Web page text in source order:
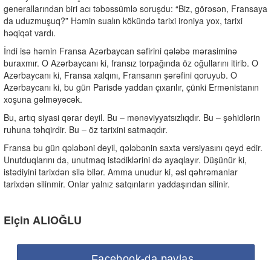
generallarından biri acı təbəssümlə soruşdu: “Biz, görəsən, Fransaya
da uduzmuşuq?” Həmin sualın kökündə tarixi ironiya yox, tarixi
həqiqət vardı.
İndi isə həmin Fransa Azərbaycan səfirini qələbə mərasiminə
buraxmır. O Azərbaycanı ki, fransız torpağında öz oğullarını itirib. O
Azərbaycanı ki, Fransa xalqını, Fransanın şərəfini qoruyub. O
Azərbaycanı ki, bu gün Parisdə yaddan çıxarılır, çünki Ermənistanın
xoşuna gəlməyəcək.
Bu, artıq siyasi qərar deyil. Bu – mənəviyyatsızlıqdır. Bu – şəhidlərin
ruhuna təhqirdir. Bu – öz tarixini satmaqdır.
Fransa bu gün qələbəni deyil, qələbənin saxta versiyasını qeyd edir.
Unutduqlarını da, unutmaq istədiklərini də ayaqlayır. Düşünür ki,
istədiyini tarixdən silə bilər. Amma unudur ki, əsl qəhrəmanlar
tarixdən silinmir. Onlar yalnız satqınların yaddaşından silinir.
Elçin ALIOĞLU